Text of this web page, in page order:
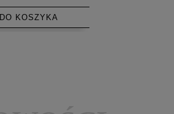
DO KOSZYKA